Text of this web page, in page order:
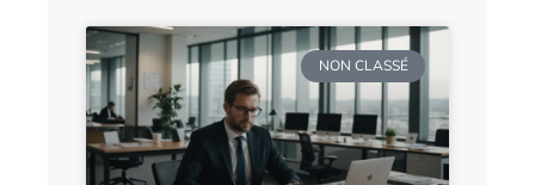
NON CLASSÉ